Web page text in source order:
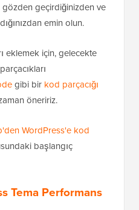
gözden geçirdiğinizden ve
emin olun.
eklemek için, gelecekte
gibi bir kod parçacığı
öneririz.
WordPress'e kod
başlangıç
Tema Performans